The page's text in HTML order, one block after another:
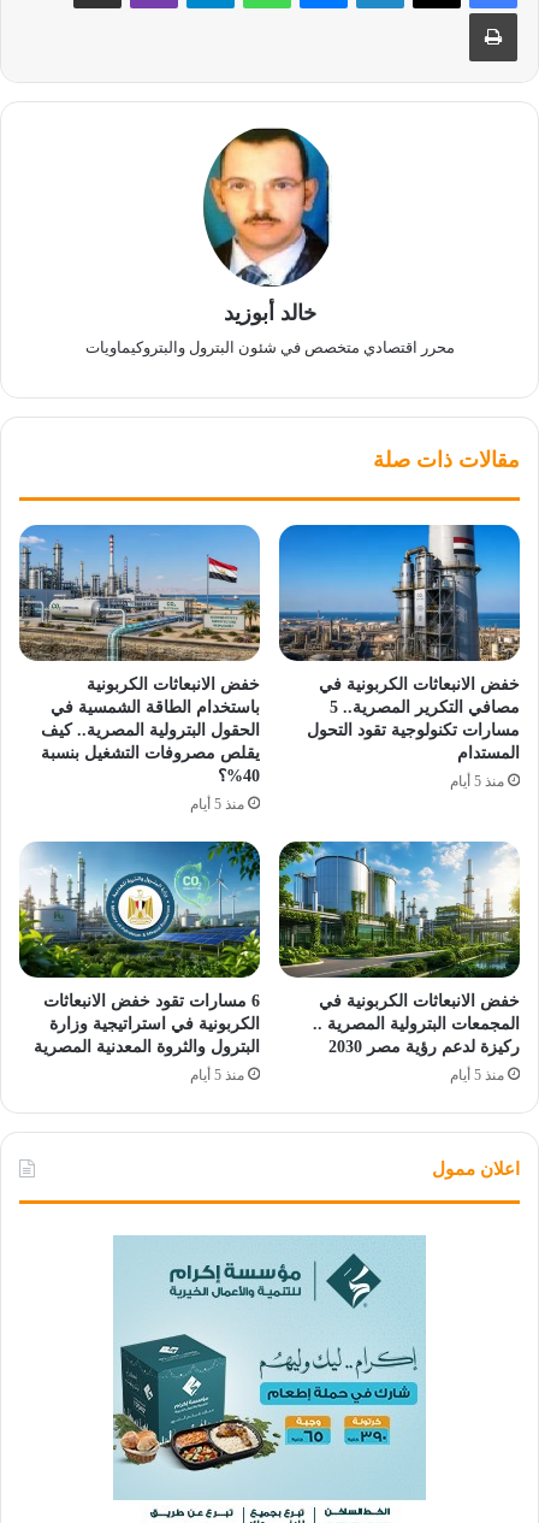
طباعة
خالد أبوزيد
محرر اقتصادي متخصص في شئون البترول والبتروكيماويات
مقالات ذات صلة
خفض الانبعاثات الكربونية في
مصافي التكرير المصرية.. 5
مسارات تكنولوجية تقود التحول
المستدام
منذ 5 أيام
خفض الانبعاثات الكربونية
باستخدام الطاقة الشمسية في
الحقول البترولية المصرية.. كيف
يقلص مصروفات التشغيل بنسبة
40%؟
منذ 5 أيام
خفض الانبعاثات الكربونية في
المجمعات البترولية المصرية ..
ركيزة لدعم رؤية مصر 2030
منذ 5 أيام
6 مسارات تقود خفض الانبعاثات
الكربونية في استراتيجية وزارة
البترول والثروة المعدنية المصرية
منذ 5 أيام
اعلان ممول